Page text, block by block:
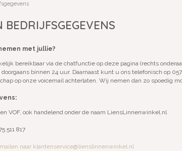
BEDRIJFSGEGEVENS
met jullie?
bereikbaar via de chatfunctie op deze pagina (rechts
binnen 24 uur. Daarnaast kunt u ons telefonisch op
op onze voicemail achterlaten. Wij nemen dan zo spoedig
VOF, ook handelend onder de naam LiensLinnenwinkel.nl
511 817
naar klantenservice@lienslinnenwinkel.nl